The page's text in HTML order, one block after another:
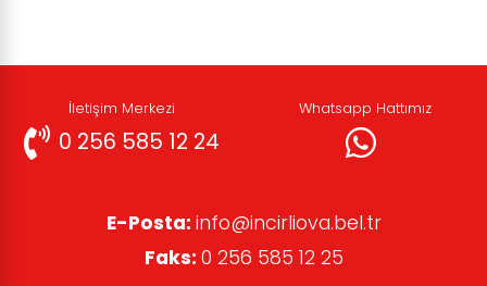
İletişim Merkezi
0 256 585 12 24
Whatsapp Hattımız
E-Posta: info@incirliova.bel.tr
Faks: 0 256 585 12 25